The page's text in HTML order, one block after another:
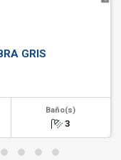
GRIS
Baño(s)
3